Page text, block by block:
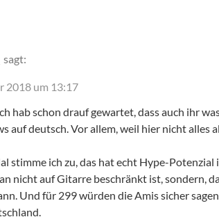
sagt:
2018 um 13:17
hab schon drauf gewartet, dass auch ihr
auf deutsch. Vor allem, weil hier nicht alles
stimme ich zu, das hat echt Hype-
nicht auf Gitarre beschränkt ist, sondern,
Und für 299 würden die Amis sicher